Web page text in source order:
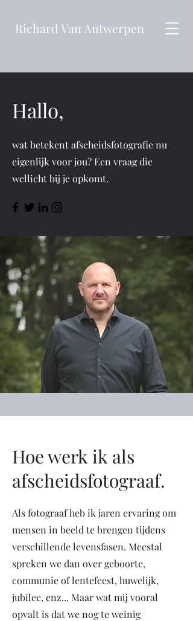
Richard Van Antwerpen
Hallo,
wat betekent afscheidsfotografie nu
eigenlijk voor jou? Een vraag die
wellicht bij je opkomt.
Hoe werk ik als
afscheidsfotograaf.
Als fotograaf heb ik jaren ervaring om
mensen in beeld te brengen tijdens
verschillende levensfasen. Meestal
spreken we dan over geboorte,
communie of lentefeest, huwelijk,
jubilee, enz... Maar wat mij vooral
opvalt is dat we nog te weinig